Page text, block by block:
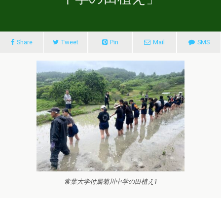
Share Tweet Pin Mail SMS
常葉大学付属菊川中学の田植え1